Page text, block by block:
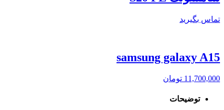
تماس بگیرید
samsung galaxy A15
11,700,000 تومان
توضیحات